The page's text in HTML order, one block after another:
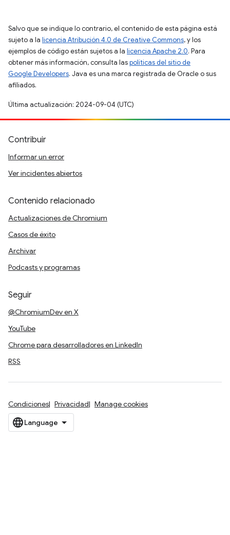
Salvo que se indique lo contrario, el contenido de esta página está
sujeto a la licencia Atribución 4.0 de Creative Commons, y los
ejemplos de código están sujetos a la licencia Apache 2.0. Para
obtener más información, consulta laspolíticas del sitio de
Google Developers. Java es una marca registrada de Oracle o sus
afiliados.
Última actualización: 2024-09-04 (UTC)
Contribuir
Informar un error
Ver incidentes abiertos
Contenido relacionado
Actualizaciones de Chromium
Casos de éxito
Archivar
Podcasts y programas
Seguir
@ChromiumDev en X
YouTube
Chrome para desarrolladores en LinkedIn
RSS
Condiciones Privacidad Manage cookies